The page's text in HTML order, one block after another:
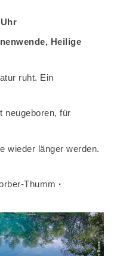
Heilige
ruht. Ein
neugeboren, für
wieder länger werden.
Thumm ·